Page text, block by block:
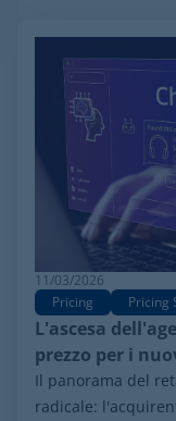
11/03/2026
Pricing
Pricing
L'ascesa
prezzo per i
Il panorama del
radicale: